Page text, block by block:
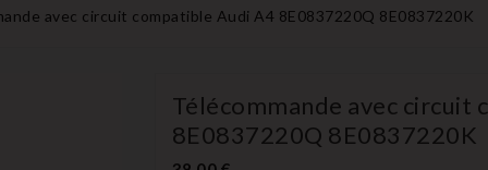
avec circuit compatible Audi A4 8E0837220Q 8E0837220K
Télécommande avec circuit
8E0837220Q 8E0837220K